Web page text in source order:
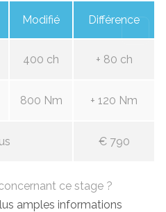
Modifié Différence
400 ch + 80 ch
800 Nm + 120 Nm
€ 790
ce stage ?
amples informations